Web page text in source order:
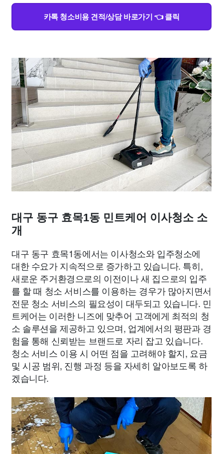
카톡 청소비용 견적/상담 바로가기 👈 클릭
대구 동구 효목1동 민트케어 이사청소 소
개
대구 동구 효목1동에서는 이사청소와 입주청소에
대한 수요가 지속적으로 증가하고 있습니다. 특히,
새로운 주거환경으로의 이전이나 새 집으로의 입주
를 할 때 청소 서비스를 이용하는 경우가 많아지면서
전문 청소 서비스의 필요성이 대두되고 있습니다. 민
트케어는 이러한 니즈에 맞추어 고객에게 최적의 청
소 솔루션을 제공하고 있으며, 업계에서의 평판과 경
험을 통해 신뢰받는 브랜드로 자리 잡고 있습니다.
청소 서비스 이용 시 어떤 점을 고려해야 할지, 요금
및 시공 범위, 진행 과정 등을 자세히 알아보도록 하
겠습니다.